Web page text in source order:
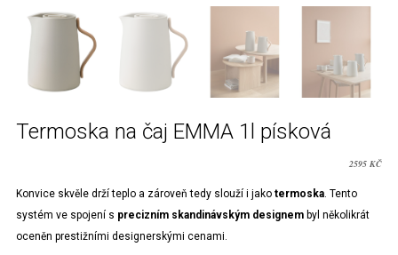
Termoska na čaj EMMA 1l písková
2595KČ
Konvice skvěle drží teplo a zároveň tedy slouží i jako termoska. Tento
systém ve spojení s precizním skandinávským designembyl několikrát
oceněn prestižními designerskými cenami.